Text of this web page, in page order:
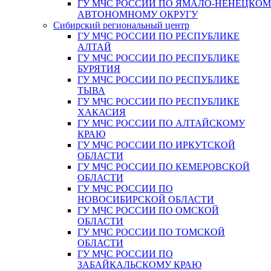
ГУ МЧС РОССИИ ПО ЯМАЛО-
АВТОНОМНОМУ ОКРУГУ
Сибирский региональный центр
ГУ МЧС РОССИИ ПО РЕСПУБЛИКЕ
АЛТАЙ
ГУ МЧС РОССИИ ПО РЕСПУБЛИКЕ
БУРЯТИЯ
ГУ МЧС РОССИИ ПО РЕСПУБЛИКЕ
ТЫВА
ГУ МЧС РОССИИ ПО РЕСПУБЛИКЕ
ХАКАСИЯ
ГУ МЧС РОССИИ ПО АЛТАЙСКОМУ
КРАЮ
ГУ МЧС РОССИИ ПО ИРКУТСКОЙ
ОБЛАСТИ
ГУ МЧС РОССИИ ПО КЕМЕРОВСКОЙ
ОБЛАСТИ
ГУ МЧС РОССИИ ПО
НОВОСИБИРСКОЙ ОБЛАСТИ
ГУ МЧС РОССИИ ПО ОМСКОЙ
ОБЛАСТИ
ГУ МЧС РОССИИ ПО ТОМСКОЙ
ОБЛАСТИ
ГУ МЧС РОССИИ ПО
ЗАБАЙКАЛЬСКОМУ КРАЮ